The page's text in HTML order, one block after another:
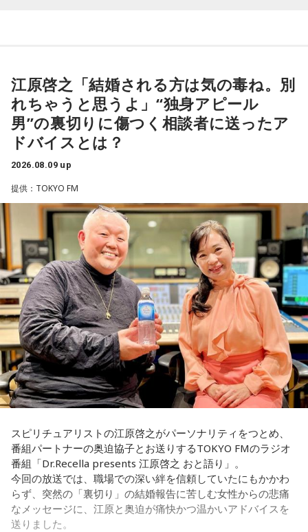
ホですよ、こんなの。早く分かって良かったじゃない。
奥迫：良かったです。私もそう思います。
江原：ねえ。そんな男を見抜けなかった自分を恥じるべき。
それでいて仰るように、結婚される彼女も気の毒ですね。
奥迫：そうなんですよ。こういうことってなかなか……本当に
嫌ですね。
江原：私はね、他にも（同じようなことをされている女性
が）いると思う。
奥迫：なるほど！
江原：うん。もう、色んなところを物色して、（49歳）にも
なって何かチャラチャラと「俺様はモテるな～」なんて（勘
違いしているのでしょう）。アホな高校教師ですわ。社会性
がないのね、こういう人ってね。だけど、こんな男と結婚し
なくて良かったじゃない。
奥迫：良かったですよ！ もう、それを糧にして前を向いて。
江原：そうですよ。美しくそのまま去って、自分から捨てる
感じで。カツ丼の二杯でも食べて。
奥迫：カツ丼（笑）！ 良いですね！
江原：あんみつも付けちゃって。お酒を飲めるならビールも
カッとお腹に流し込んで、「ごちそうさん！」とか言って
（左から）松井玲奈、平野貴也さん、杉浦太陽
◆国民の暮らしを支える国家公務員の仕事
私たちが当たり前のように利用している制度や行政サービス
は、多くの国家公務員によって支えられています。暮らしの
困りごとに向き合い、安全・安心を守りながら「国のミライ
をつくる」存在として重要な役割を担っています。人事院も
国家公務員が勤める行政機関の1つです。
人事院の役割について、平野さんは「『公務員を元気に 国民
を幸せに』をミッションとして、国家公務員が安心して働け
る環境を整えたり、優秀な人材を国家公務員として採用した
りといった、国家公務員の人事に関するルール作りを通し
て、日本の行政を支える役割を担っています」と説明しま
す。
国家公務員というと“霞が関で法案や制度を作る人たち”という
でなく、気象予報や航空管制、ハローワーク、税関など、日
本全国、さらには海外でも、それぞれの専門性を活かしなが
ら幅広い分野で活躍しています。ちなみに、人材確保対策室
に所属する平野さんは、「国家公務員という仕事の魅力を発
信し、将来の公務を担う人材を確保するための仕事を担当し
ています」と話します。
江原啓之「結婚される方は気の毒ね。別
れちゃうと思うよ」“独身アピール
男”の裏切りに傷つく相談者に送ったア
ドバイスとは？
2026.08.09 up
提供：TOKYO FM
スピリチュアリストの江原啓之がパーソナリティをつとめ、
番組パートナーの奥迫協子とお送りするTOKYO FMのラジオ
番組「Dr.Recella presents 江原啓之 おと語り」。
今回の放送では、職場での深い絆を信頼していたにもかかわ
らず、突然の「裏切り」の結婚報告に苦しむ女性からの悲痛
なメッセージに、江原と奥迫が痛快かつ温かいアドバイスを
送りました。